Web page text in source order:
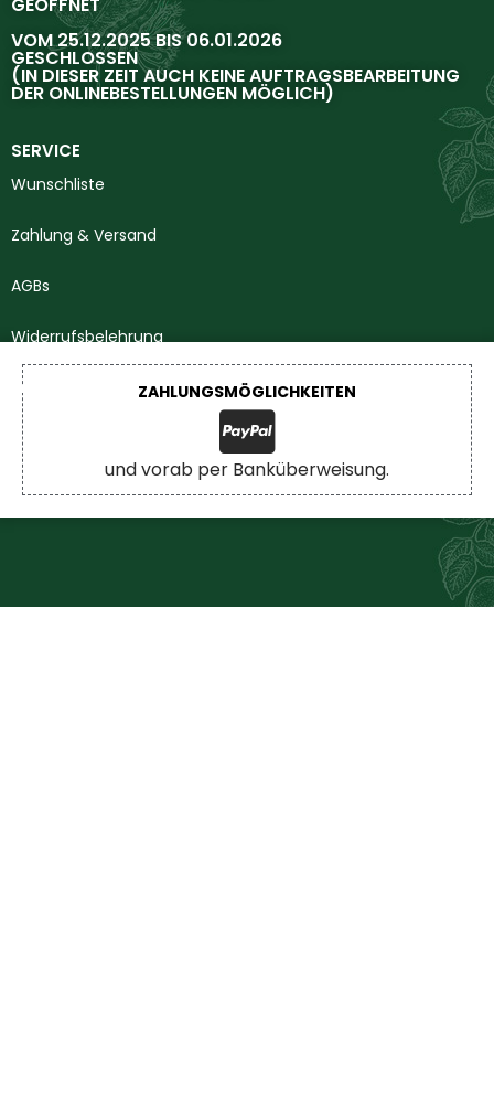
VOM 25.12.2025 BIS 06.01.2026
GESCHLOSSEN
(IN DIESER ZEIT AUCH KEINE AUFTRAGSBEARBEITUNG
DER ONLINEBESTELLUNGEN MÖGLICH)
SERVICE
Wunschliste
Zahlung & Versand
AGBs
Widerrufsbelehrung
Impressum
Datenschutzerklärung
ZAHLUNGSMÖGLICHKEITEN
und vorab per Banküberweisung.